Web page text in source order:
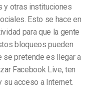
y otras instituciones
Esto se hace en
para que la gente
bloqueos pueden
se pretende es llegar a
Facebook Live, ten
su acceso a Internet.